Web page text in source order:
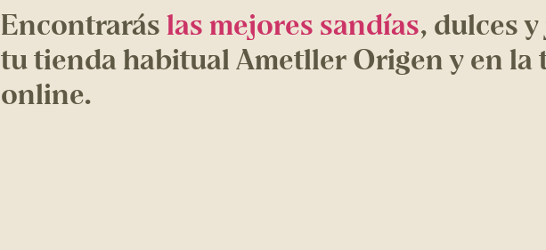
Encontraráslas mejores sandías, dulces
tu tienda habitual Ametller Origen y en la
online.